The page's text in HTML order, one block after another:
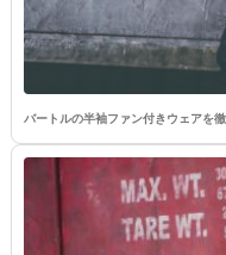
バートルの半袖ファン付きウェアを